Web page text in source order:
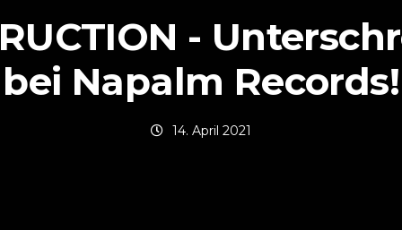
-
bei Napalm Records!
14. April 2021